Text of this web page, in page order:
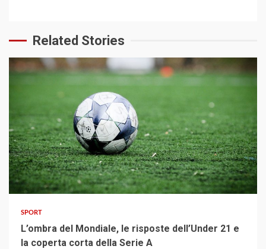
Related Stories
3 min read
SPORT
L’ombra del Mondiale, le risposte dell’Under 21 e
la coperta corta della Serie A